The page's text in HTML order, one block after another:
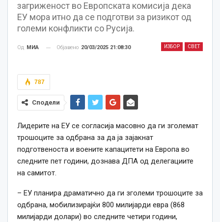
загриженост во Европската комисија дека
ЕУ мора итно да се подготви за ризикот од
големи конфликти со Русија.
ИЗБОР СВЕТ
Од МИА Објавено 20/03/2025 21:08:30
787
Сподели
Лидерите на ЕУ се согласија масовно да ги зголемат
трошоците за одбрана за да ја зајакнат
подготвеноста и воените капацитети на Европа во
следните пет години, дознава ДПА од делегациите
на самитот.
– ЕУ планира драматично да ги зголеми трошоците за
одбрана, мобилизирајќи 800 милијарди евра (868
милијарди долари) во следните четири години,